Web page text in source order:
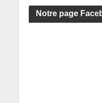
Notre page